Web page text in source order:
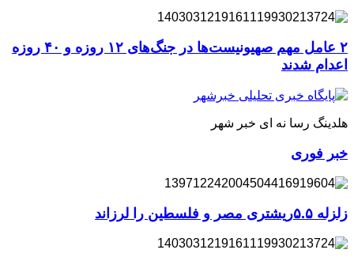
۲ عامل مهم صهیونیست‌ها در جنگ‌های ۱۲ روزه و ۴۰ روزه
اعدام شدند
هلدینگ رسا نه ای خبر شهر
خبر فوری
زلزله ۵.۵ریشتری مصر و فلسطین را لرزاند